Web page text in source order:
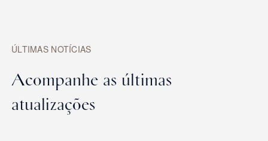
ÚLTIMAS NOTÍCIAS
Acompanhe as últimas
atualizações